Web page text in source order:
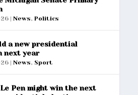
|News,Politics
a new presidential
next year
|News, Sport
Pen might win the next